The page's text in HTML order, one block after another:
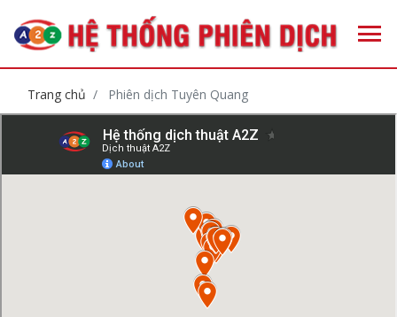
Trang chủ Phiên dịch Tuyên Quang